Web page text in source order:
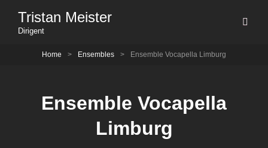
Tristan Meister
Dirigent
Home > Ensembles > Ensemble Vocapella Limburg
Ensemble Vocapella
Limburg